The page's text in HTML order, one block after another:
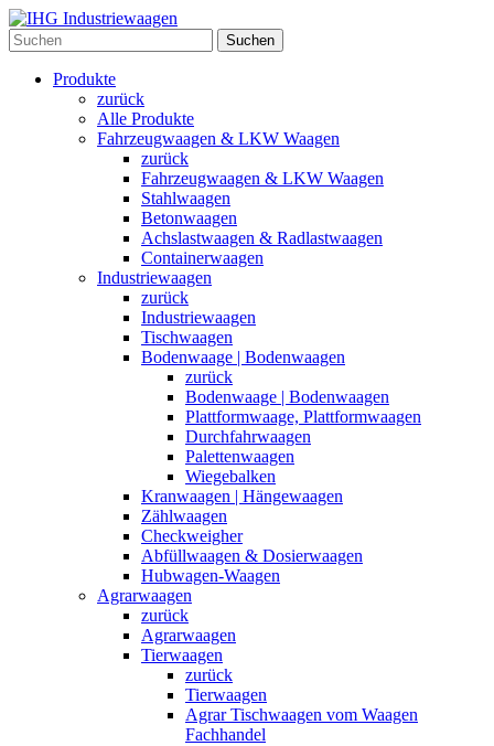
Suchen
Produkte
zurück
Alle Produkte
Fahrzeugwaagen & LKW Waagen
zurück
Fahrzeugwaagen & LKW Waagen
Stahlwaagen
Betonwaagen
Achslastwaagen & Radlastwaagen
Containerwaagen
Industriewaagen
zurück
Industriewaagen
Tischwaagen
Bodenwaage | Bodenwaagen
zurück
Bodenwaage | Bodenwaagen
Plattformwaage, Plattformwaagen
Durchfahrwaagen
Palettenwaagen
Wiegebalken
Kranwaagen | Hängewaagen
Zählwaagen
Checkweigher
Abfüllwaagen & Dosierwaagen
Hubwagen-Waagen
Agrarwaagen
zurück
Agrarwaagen
Tierwaagen
zurück
Tierwaagen
Agrar Tischwaagen vom Waagen
Fachhandel